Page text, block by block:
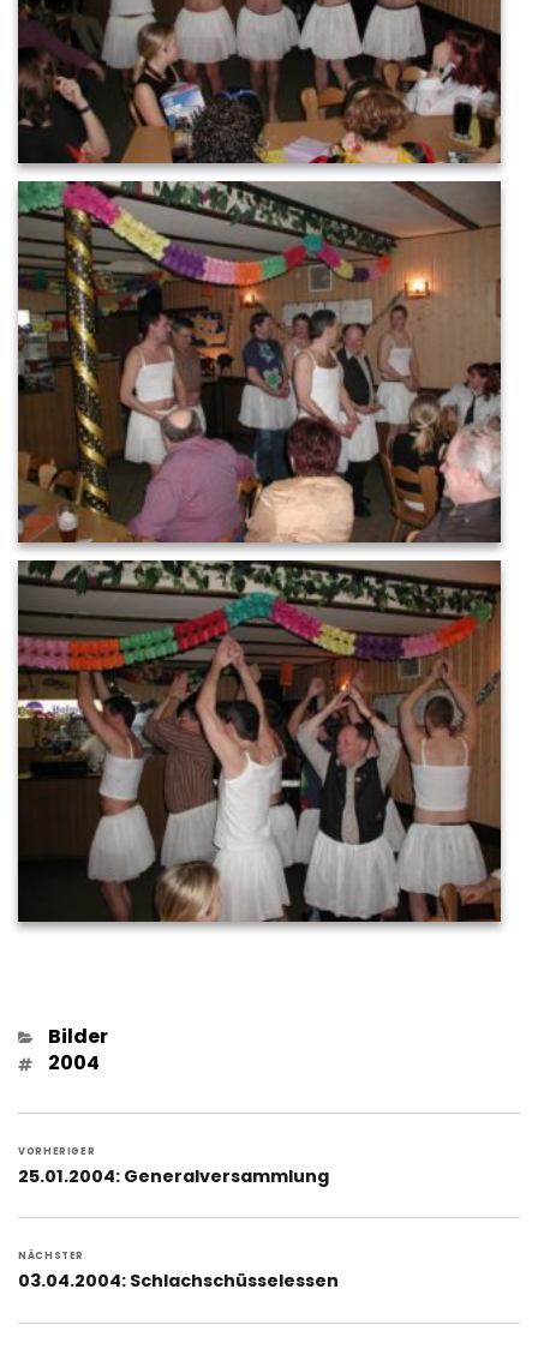
Kategorien
Bilder
Schlagwörter
2004
VORHERIGER
Vorheriger
25.01.2004: Generalversammlung
NÄCHSTER
Nächster
03.04.2004: Schlachschüsselessen